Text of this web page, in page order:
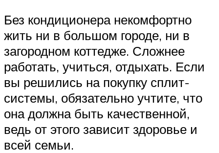
Без кондиционера некомфортно
жить ни в большом городе, ни в
загородном коттедже. Сложнее
работать, учиться, отдыхать. Если
вы решились на покупку сплит-
системы, обязательно учтите, что
она должна быть качественной,
ведь от этого зависит здоровье и
всей семьи.